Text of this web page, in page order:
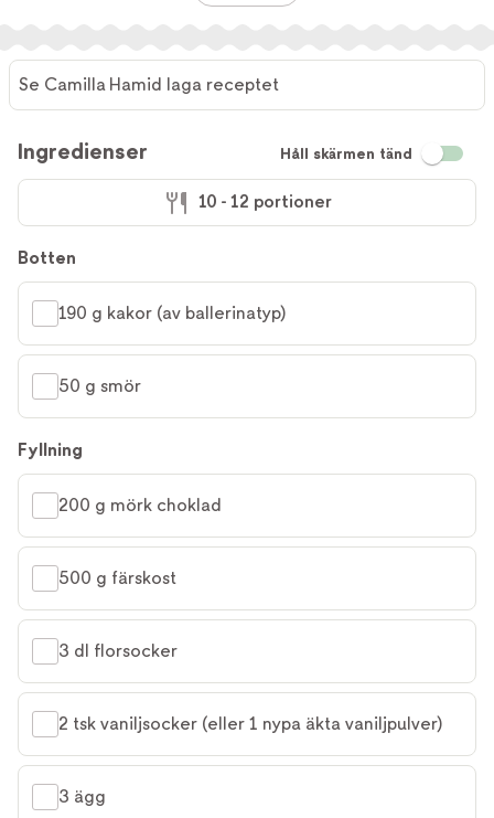
Camilla
Hamid
receptet
Se Camilla Hamid laga receptet
Ingredienser Håll skärmen tänd
10 - 12 portioner
Botten
190 g kakor (av ballerinatyp)
50 g smör
Fyllning
200 g mörk choklad
500 g färskost
3 dl florsocker
2 tsk vaniljsocker (eller 1 nypa äkta vaniljpulver)
3 ägg